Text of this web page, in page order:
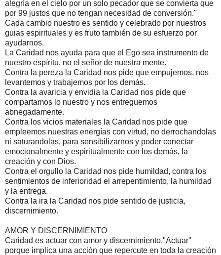
alegría en el cielo por un solo pecador que se convierta que
por 99 justos que no tengan necesidad de conversión."
Cada cambio nuestro es sentido y celebrado por nuestros
guias espirituales y es fruto también de su esfuerzo por
ayudarnos.
La Caridad nos ayuda para que el Ego sea instrumento de
nuestro espíritu, no el señor de nuestra mente.
Contra la pereza la Caridad nos pide que empujemos, nos
levantemos y trabajemos por los demás.
Contra la avaricia y envidia la Caridad nos pide que
compartamos lo nuestro y nos entreguemos
abnegadamente.
Contra los vicios materiales la Caridad nos pide que
empleemos nuestras energías con virtud, no derrochandolas
ni saturandolas, para sensibilizarnos y poder conectar
emocionalmente y espiritualmente con los demás, la
creación y con Dios.
Contra el orgullo la Caridad nos pide humildad, contra los
sentimientos de inferioridad el arrepentimiento, la humildad
y la entrega.
Contra la ira la Caridad nos pide sentido de justicia,
discernimiento.
AMOR Y DISCERNIMIENTO
Caridad es actuar con amor y discernimiento."Actuar"
porque implica una acción que repercute en toda la creación